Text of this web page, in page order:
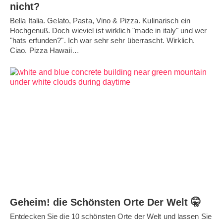
nicht?
Bella Italia. Gelato, Pasta, Vino & Pizza. Kulinarisch ein
Hochgenuß. Doch wieviel ist wirklich "made in italy" und wer
"hats erfunden?". Ich war sehr sehr überrascht. Wirklich.
Ciao. Pizza Hawaii…
Geheim! die Schönsten Orte Der Welt 🤫
Entdecken Sie die 10 schönsten Orte der Welt und lassen Sie